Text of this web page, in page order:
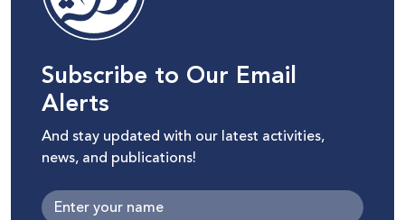
Subscribe to Our Email
Alerts
And stay updated with our latest activities,
news, and publications!